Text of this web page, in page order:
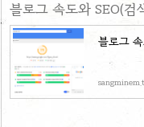
블로그 속도와 SEO(검
블로그